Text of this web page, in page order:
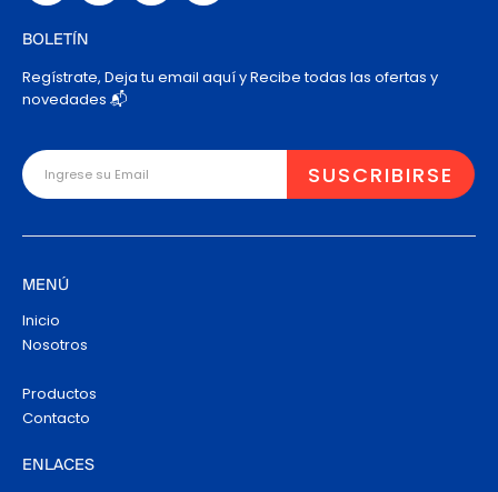
BOLETÍN
Regístrate, Deja tu email aquí y Recibe todas las ofertas y
novedades 📬
MENÚ
Inicio
Nosotros
Productos
Contacto
ENLACES